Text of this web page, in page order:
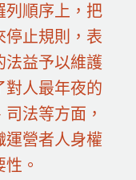
列順序上，把
停止規則，表
法益予以維護
對人最年夜的
法等方面，
運營者人身權
。